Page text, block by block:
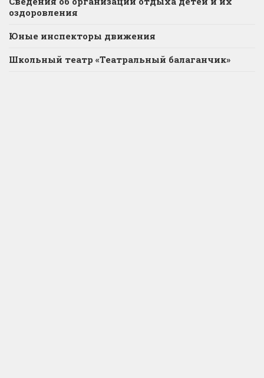
оздоровления
Юные инспекторы движения
Школьный театр «Театральный балаганчик»